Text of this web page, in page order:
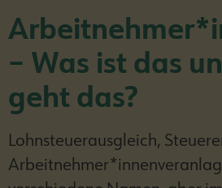
– Was ist das
geht das?
Lohnsteuerausgleich,